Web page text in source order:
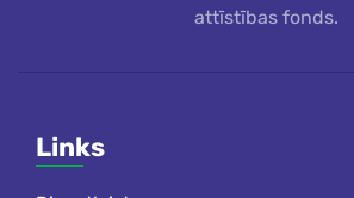
attīstības fonds.
Links